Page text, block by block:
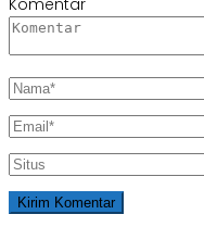
Komentar